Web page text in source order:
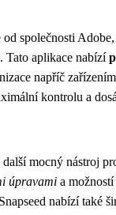
společnosti
Tato aplikace nabízí
napříč
kontrolu a
mocný nástroj
úpravami a
nabízí také